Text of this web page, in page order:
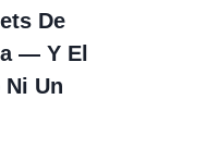
De
— Y El
Un